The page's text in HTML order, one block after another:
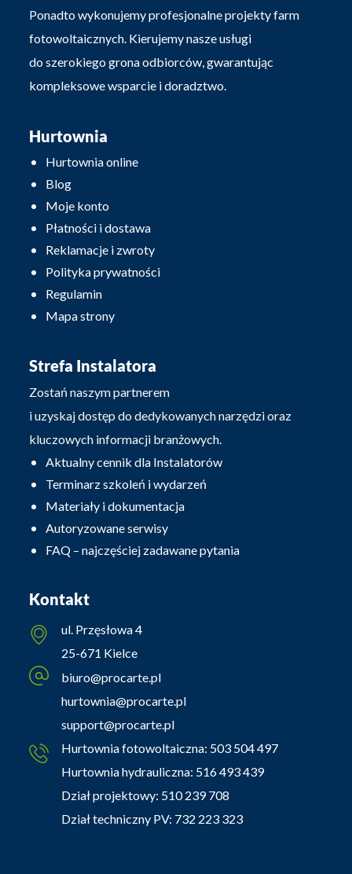
Ponadto wykonujemy profesjonalne projekty farm
fotowoltaicznych. Kierujemy nasze usługi
do szerokiego grona odbiorców, gwarantując
kompleksowe wsparcie i doradztwo.
Hurtownia
Hurtownia online
Blog
Moje konto
Płatności i dostawa
Reklamacje i zwroty
Polityka prywatności
Regulamin
Mapa strony
Strefa Instalatora
Zostań naszym partnerem
i uzyskaj dostęp do dedykowanych narzędzi oraz
kluczowych informacji branżowych.
Aktualny cennik dla Instalatorów
Terminarz szkoleń i wydarzeń
Materiały i dokumentacja
Autoryzowane serwisy
FAQ – najczęściej zadawane pytania
Kontakt
ul. Przęsłowa 4
25-671 Kielce
biuro@procarte.pl
hurtownia@procarte.pl
support@procarte.pl
Hurtownia fotowoltaiczna: 503 504 497
Hurtownia hydrauliczna: 516 493 439
Dział projektowy: 510 239 708
Dział techniczny PV: 732 223 323